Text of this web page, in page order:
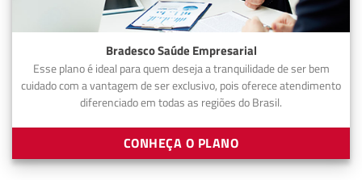
Bradesco Saúde Empresarial
Esse plano é ideal para quem deseja a tranquilidade de ser bem
cuidado com a vantagem de ser exclusivo, pois oferece atendimento
diferenciado em todas as regiões do Brasil.
CONHEÇA O PLANO